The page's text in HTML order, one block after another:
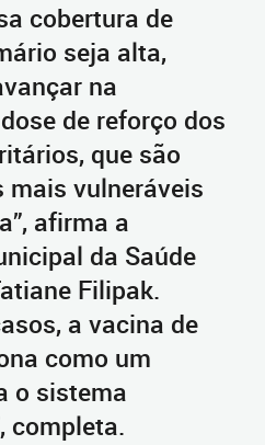
cobertura de
seja alta,
na
de reforço dos
que são
mais vulneráveis
afirma a
da Saúde
Filipak.
a vacina de
como um
o sistema
completa.